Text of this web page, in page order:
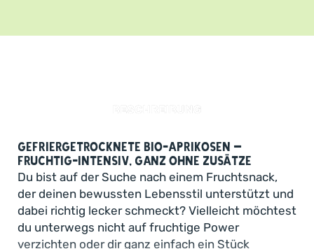
Gefriergetrocknete Bio-Aprikosen –
fruchtig-intensiv, ganz ohne Zusätze
Du bist auf der Suche nach einem Fruchtsnack,
der deinen bewussten Lebensstil unterstützt und
dabei richtig lecker schmeckt? Vielleicht möchtest
du unterwegs nicht auf fruchtige Power
verzichten oder dir ganz einfach ein Stück